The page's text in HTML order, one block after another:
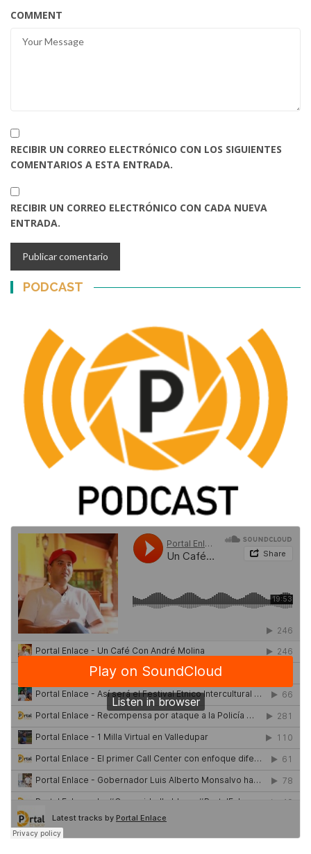
COMMENT
RECIBIR UN CORREO ELECTRÓNICO CON LOS SIGUIENTES
COMENTARIOS A ESTA ENTRADA.
RECIBIR UN CORREO ELECTRÓNICO CON CADA NUEVA
ENTRADA.
PODCAST